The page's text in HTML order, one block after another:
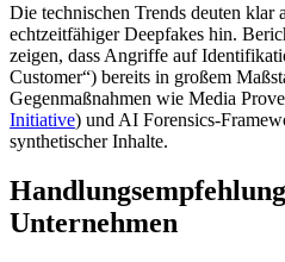
Die technischen Trends deuten klar
echtzeitfähiger Deepfakes hin.
zeigen, dass Angriffe auf
Customer“) bereits in großem
Gegenmaßnahmen wie Media
Initiative) und AI Forensics-
synthetischer Inhalte.
Unternehmen